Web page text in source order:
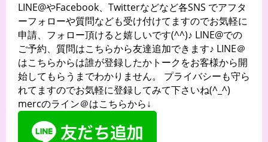
LINE@やFacebook、Twitterなどなど各SNS でアフタ
ーフォローや質問なども受け付けてますのでお気軽に
申請、フォロー頂けると嬉しいです(^^)♪ LINE@での
ご予約、質問はこちらから友達追加できます♪ LINE＠
はこちらからは誰が登録したかトークをお客様から開
始してもらうまでわかりません。 プライバシーも守ら
れてますのでお気軽に登録してみて下さいね(^_^)
mercのライン＠はこちらから↓